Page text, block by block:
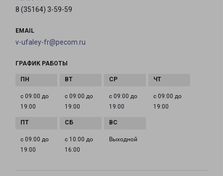
8 (35164) 3-59-59
EMAIL
v-ufaley-fr@pecom.ru
ГРАФИК РАБОТЫ
с 09:00 до
19:00
с 09:00 до
19:00
с 09:00 до
19:00
с 09:00 до
19:00
с 09:00 до
19:00
с 10:00 до
16:00
Выходной